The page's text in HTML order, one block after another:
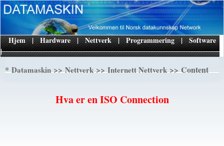
|
Hjem | Hardware | Nettverk | Programmering | Software
*Datamaskin>>Nettverk>>Internett Nettverk>> Content
Hva er en ISO Connection